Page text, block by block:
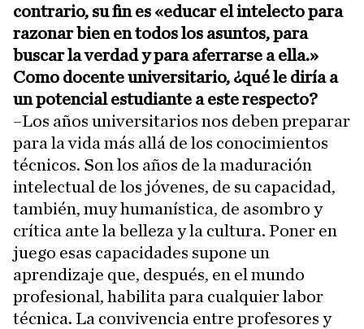
contrario, su fin es «educar el intelecto para
razonar bien en todos los asuntos, para
buscar la verdad y para aferrarse a ella.»
Como docente universitario, ¿qué le diría a
un potencial estudiante a este respecto?
–Los años universitarios nos deben preparar
para la vida más allá de los conocimientos
técnicos. Son los años de la maduración
intelectual de los jóvenes, de su capacidad,
también, muy humanística, de asombro y
crítica ante la belleza y la cultura. Poner en
juego esas capacidades supone un
aprendizaje que, después, en el mundo
profesional, habilita para cualquier labor
técnica. La convivencia entre profesores y